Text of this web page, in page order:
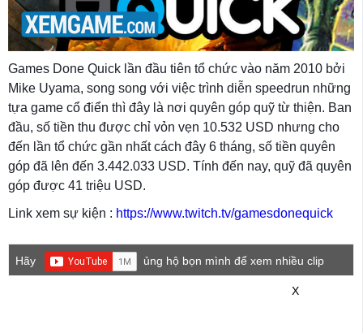
Games Done Quick lần đầu tiên tổ chức vào năm 2010 bởi
Mike Uyama, song song với việc trình diễn speedrun những
tựa game cổ điển thì đây là nơi quyên góp quỹ từ thiện. Ban
đầu, số tiền thu được chỉ vỏn vẹn 10.532 USD nhưng cho
đến lần tổ chức gần nhất cách đây 6 tháng, số tiền quyên
góp đã lên đến 3.442.033 USD. Tính đến nay, quỹ đã quyên
góp được 41 triệu USD.
Link xem sự kiện : https://www.twitch.tv/gamesdonequick
Hãy
ủng hộ bọn mình để xem nhiều clip
X